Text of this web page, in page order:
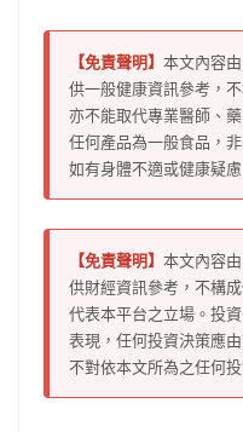
【免責聲明】 本文內容
供一般健康資訊參考，
亦不能取代專業醫師、
任何產品為一般食品，
如有身體不適或健康疑
【免責聲明】 本文內容
供財經資訊參考，不構
代表本平台之立場。投
表現，任何投資決策應
不對依本文所為之任何